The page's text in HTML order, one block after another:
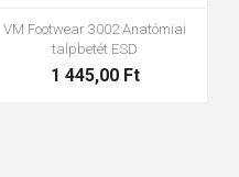
Bennon ABSORBA XTR ESD betét
1 683,00 Ft